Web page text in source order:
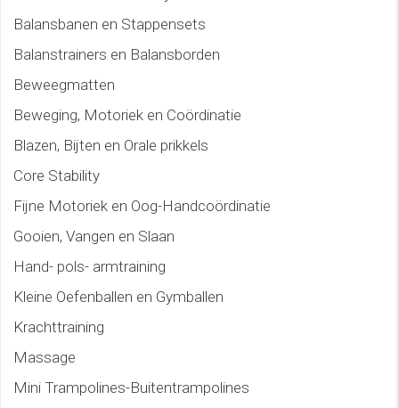
Balansbanen en Stappensets
Balanstrainers en Balansborden
Beweegmatten
Beweging, Motoriek en Coördinatie
Blazen, Bijten en Orale prikkels
Core Stability
Fijne Motoriek en Oog-Handcoördinatie
Gooien, Vangen en Slaan
Hand- pols- armtraining
Kleine Oefenballen en Gymballen
Krachttraining
Massage
Mini Trampolines-Buitentrampolines